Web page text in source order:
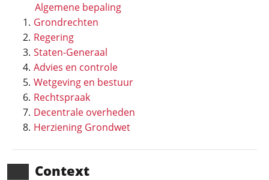
Algemene bepaling
Grondrechten
Regering
Staten-Generaal
Advies en controle
Wetgeving en bestuur
Rechtspraak
Decentrale overheden
Herziening Grondwet
Context